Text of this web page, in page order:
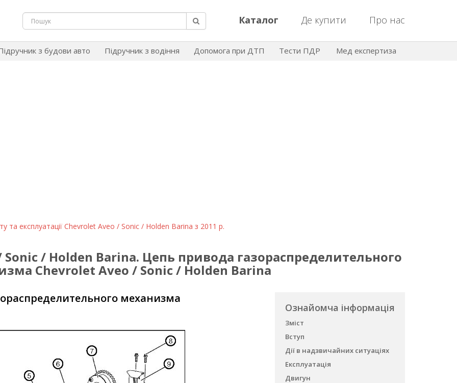
Каталог Де купити Про нас
з будови авто Підручник з водіння Допомога при ДТП Тести ПДР Мед експертиза
та експлуатації Chevrolet Aveo / Sonic / Holden Barina з 2011 р.
/ Holden Barina. Цепь привода газораспределительного
Chevrolet Aveo / Sonic / Holden Barina
Ознайомча інформація
Зміст
Вступ
Дії в надзвичайних ситуаціях
Експлуатація
Двигун
механизма